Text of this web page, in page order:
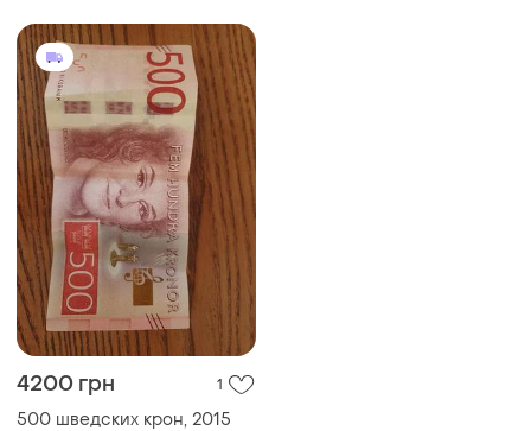
4200 грн 1
500 шведских крон, 2015